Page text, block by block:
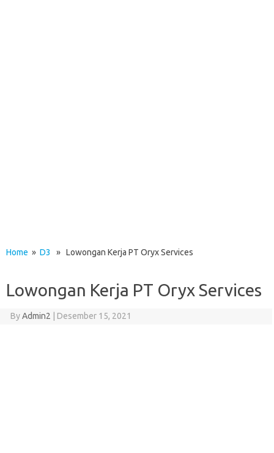
Home » D3 » Lowongan Kerja PT Oryx Services
Lowongan Kerja PT Oryx Services
ByAdmin2 Desember 15, 2021